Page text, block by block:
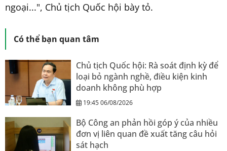
ngoại...", Chủ tịch Quốc hội bày tỏ.
Có thể bạn quan tâm
Chủ tịch Quốc hội: Rà soát định kỳ để
loại bỏ ngành nghề, điều kiện kinh
doanh không phù hợp
19:45 06/08/2026
Bộ Công an phản hồi góp ý của nhiều
đơn vị liên quan đề xuất tăng câu hỏi
sát hạch